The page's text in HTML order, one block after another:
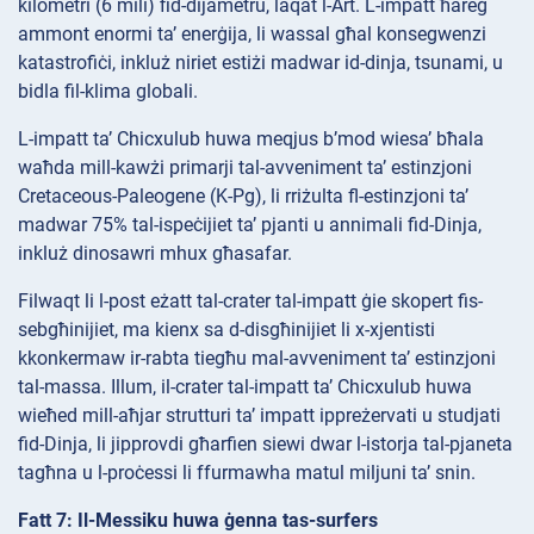
kilometri (6 mili) fid-dijametru, laqat l-Art. L-impatt ħareġ
ammont enormi ta’ enerġija, li wassal għal konsegwenzi
katastrofiċi, inkluż niriet estiżi madwar id-dinja, tsunami, u
bidla fil-klima globali.
L-impatt ta’ Chicxulub huwa meqjus b’mod wiesa’ bħala
waħda mill-kawżi primarji tal-avveniment ta’ estinzjoni
Cretaceous-Paleogene (K-Pg), li rriżulta fl-estinzjoni ta’
madwar 75% tal-ispeċijiet ta’ pjanti u annimali fid-Dinja,
inkluż dinosawri mhux għasafar.
Filwaqt li l-post eżatt tal-crater tal-impatt ġie skopert fis-
sebgħinijiet, ma kienx sa d-disgħinijiet li x-xjentisti
kkonkermaw ir-rabta tiegħu mal-avveniment ta’ estinzjoni
tal-massa. Illum, il-crater tal-impatt ta’ Chicxulub huwa
wieħed mill-aħjar strutturi ta’ impatt ippreżervati u studjati
fid-Dinja, li jipprovdi għarfien siewi dwar l-istorja tal-pjaneta
tagħna u l-proċessi li ffurmawha matul miljuni ta’ snin.
Fatt 7: Il-Messiku huwa ġenna tas-surfers